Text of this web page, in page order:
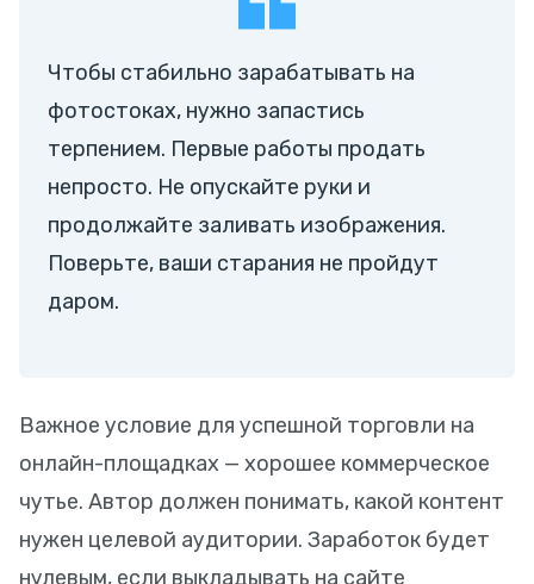
Чтобы стабильно зарабатывать на
фотостоках, нужно запастись
терпением. Первые работы продать
непросто. Не опускайте руки и
продолжайте заливать изображения.
Поверьте, ваши старания не пройдут
даром.
Важное условие для успешной торговли на
онлайн-площадках — хорошее коммерческое
чутье. Автор должен понимать, какой контент
нужен целевой аудитории. Заработок будет
нулевым, если выкладывать на сайте